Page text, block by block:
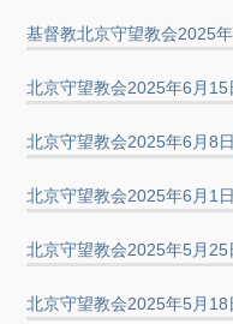
基督教北京守望教会2025
北京守望教会2025年6月
北京守望教会2025年6月8
北京守望教会2025年6月1
北京守望教会2025年5月
北京守望教会2025年5月